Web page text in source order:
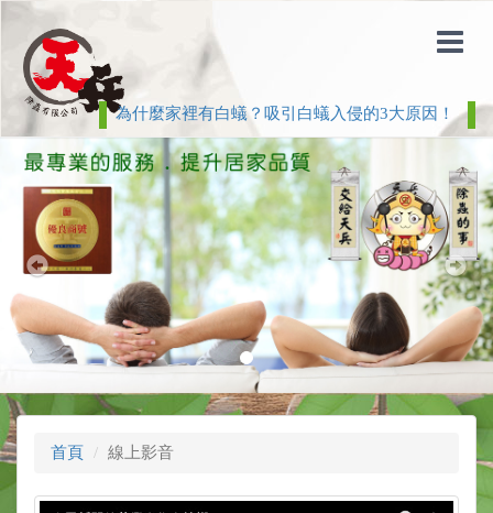
為什麼家裡有白蟻？吸引白蟻入侵的3大原因！ 白蟻
Previous
首頁 線上影音